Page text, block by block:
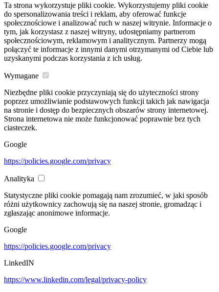
Ta strona wykorzystuje pliki cookie. Wykorzystujemy pliki cookie
do spersonalizowania treści i reklam, aby oferować funkcje
społecznościowe i analizować ruch w naszej witrynie. Informacje o
tym, jak korzystasz z naszej witryny, udostępniamy partnerom
społecznościowym, reklamowym i analitycznym. Partnerzy mogą
połączyć te informacje z innymi danymi otrzymanymi od Ciebie lub
uzyskanymi podczas korzystania z ich usług.
Wymagane
Niezbędne pliki cookie przyczyniają się do użyteczności strony
poprzez umożliwianie podstawowych funkcji takich jak nawigacja
na stronie i dostęp do bezpiecznych obszarów strony internetowej.
Strona internetowa nie może funkcjonować poprawnie bez tych
ciasteczek.
Google
https://policies.google.com/privacy
Analityka
Statystyczne pliki cookie pomagają nam zrozumieć, w jaki sposób
różni użytkownicy zachowują się na naszej stronie, gromadząc i
zgłaszając anonimowe informacje.
Google
https://policies.google.com/privacy
LinkedIN
https://www.linkedin.com/legal/privacy-policy